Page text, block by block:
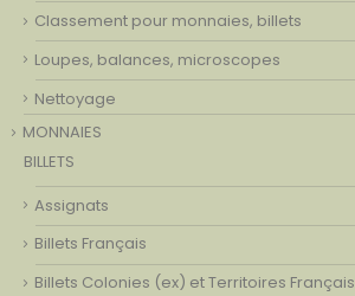
Classement pour monnaies, billets
Loupes, balances, microscopes
Nettoyage
MONNAIES
BILLETS
Assignats
Billets Français
Billets Colonies (ex) et Territoires Français